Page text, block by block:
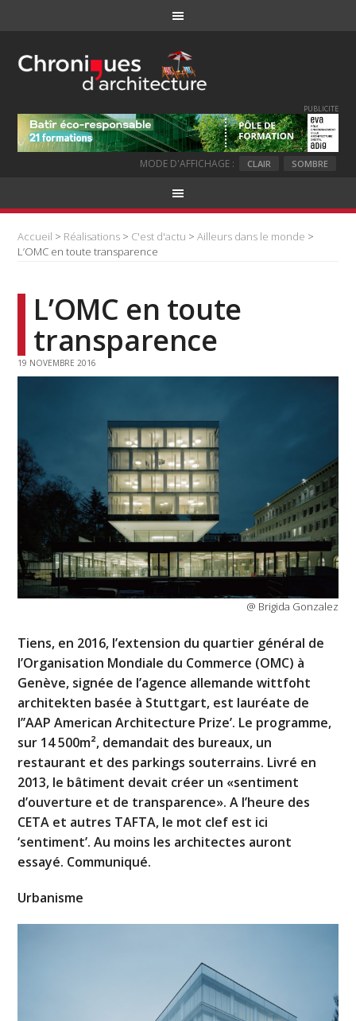
PUBLICITE
MODE D'AFFICHAGE : CLAIR SOMBRE
Accueil > Réalisations > C'est d'actu >Ailleurs dans le monde >
L’OMC en toute transparence
L’OMC en toute
transparence
19 NOVEMBRE 2016
@ Brigida Gonzalez
Tiens, en 2016, l’extension du quartier général de
l’Organisation Mondiale du Commerce (OMC) à
Genève, signée de l’agence allemande wittfoht
architekten basée à Stuttgart, est lauréate de
l’’AAP American Architecture Prize’. Le programme,
sur 14 500m², demandait des bureaux, un
restaurant et des parkings souterrains. Livré en
2013, le bâtiment devait créer un «sentiment
d’ouverture et de transparence». A l’heure des
CETA et autres TAFTA, le mot clef est ici
‘sentiment’. Au moins les architectes auront
essayé. Communiqué.
Urbanisme